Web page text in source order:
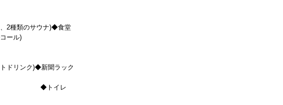
2種類のサウナ)◆食堂
ール)
ドリンク)◆新聞ラック
台
ー ◆トイレ